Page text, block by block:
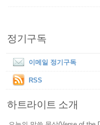
정기구독
이메일 정기구독
RSS
하트라이트 소개